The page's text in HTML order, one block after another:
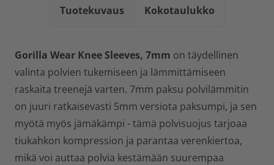
Tuotekuvaus Kokotaulukko
Gorilla Wear Knee Sleeves, 7mm on täydellinen
valinta polvien tukemiseen ja lämmittämiseen
raskaita treenejä varten. 7mm paksu polvilämmitin
on juuri ratkaisevasti 5mm versiota paksumpi, ja sen
myötä myös jämäkämpi - tämä polvisuojus tarjoaa
tiukahkon kompression ja parantaa verenkiertoa,
mikä voi auttaa polvia kestämään suurempaa